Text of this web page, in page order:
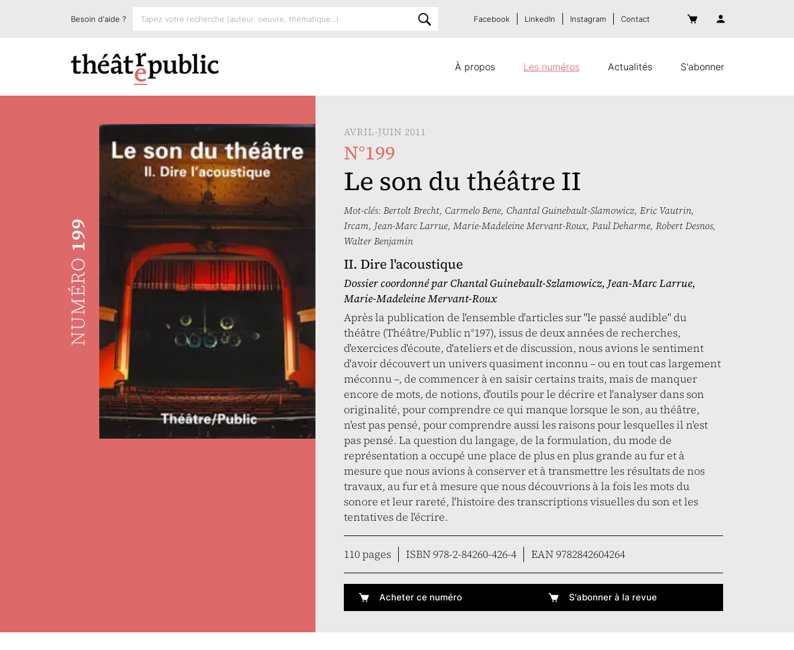
À propos Les numéros Actualités S'abonner
Besoin d'aide ? Facebook LinkedIn Instagram Contact
NUMÉRO
199
AVRIL-JUIN 2011
N°199
Le son du théâtre II
Mot-clés: Bertolt Brecht, Carmelo Bene, Chantal Guinebault-Slamowicz, Eric Vautrin,
Ircam, Jean-Marc Larrue, Marie-Madeleine Mervant-Roux, Paul Deharme, Robert Desnos,
Walter Benjamin
II. Dire l'acoustique
Dossier coordonné par Chantal Guinebault-Szlamowicz,Jean-Marc Larrue,
Marie-Madeleine Mervant-Roux
Après la publication de l'ensemble d'articles sur "le passé audible" du
théâtre (Théâtre/Public n°197), issus de deux années de recherches,
d'exercices d'écoute, d'ateliers et de discussion, nous avions le sentiment
d'avoir découvert un univers quasiment inconnu – ou en tout cas largement
méconnu –, de commencer à en saisir certains traits, mais de manquer
encore de mots, de notions, d'outils pour le décrire et l'analyser dans son
originalité, pour comprendre ce qui manque lorsque le son, au théâtre,
n'est pas pensé, pour comprendre aussi les raisons pour lesquelles il n'est
pas pensé. La question du langage, de la formulation, du mode de
représentation a occupé une place de plus en plus grande au fur et à
mesure que nous avions à conserver et à transmettre les résultats de nos
travaux, au fur et à mesure que nous découvrions à la fois les mots du
sonore et leur rareté, l'histoire des transcriptions visuelles du son et les
tentatives de l'écrire.
110 pages ISBN 978-2-84260-426-4 EAN 9782842604264
Acheter ce numéro S'abonner à la revue